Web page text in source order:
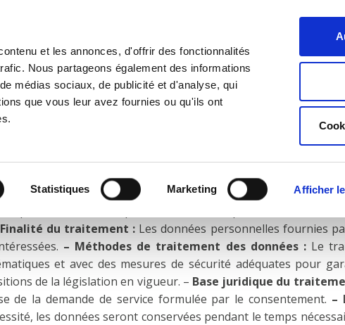
et les annonces, d'offrir des fonctionnalités
Nous partageons également des informations
médias sociaux, de publicité et d'analyse, qui
que vous leur avez fournies ou qu'ils ont
Statistiques Marketing Afficher
Vidéos
2016 ET DE LA LOI EN VIGUEUR APPLICABLE :
ainsi qu’à la législation applicable en matière de
du traitement : Les données personnelles fournies
– Méthodes de traitement des données : Le
et avec des mesures de sécurité adéquates pour
de la législation en vigueur. – Base juridique du
la demande de service formulée par le consentement. –
les données seront conservées pendant le temps